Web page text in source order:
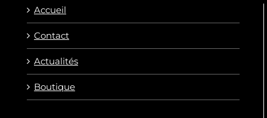
Accueil
Contact
Actualités
Boutique